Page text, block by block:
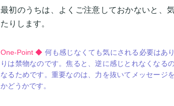
最初のうちは、よくご注意しておかないと、
たりします。
One-Point ◆ 何も感じなくても気にされる必要はあ
りは禁物なのです。焦ると、逆に感じとれなくなる
なるためです。重要なのは、力を抜いてメッセージ
かどうかです。